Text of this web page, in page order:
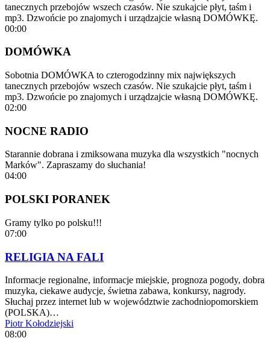
tanecznych przebojów wszech czasów. Nie szukajcie płyt, taśm i
mp3. Dzwońcie po znajomych i urządzajcie własną DOMÓWKĘ.
00:00
DOMÓWKA
Sobotnia DOMÓWKA to czterogodzinny mix największych
tanecznych przebojów wszech czasów. Nie szukajcie płyt, taśm i
mp3. Dzwońcie po znajomych i urządzajcie własną DOMÓWKĘ.
02:00
NOCNE RADIO
Starannie dobrana i zmiksowana muzyka dla wszystkich "nocnych
Marków". Zapraszamy do słuchania!
04:00
POLSKI PORANEK
Gramy tylko po polsku!!!
07:00
RELIGIA NA FALI
Informacje regionalne, informacje miejskie, prognoza pogody, dobra
muzyka, ciekawe audycje, świetna zabawa, konkursy, nagrody.
Słuchaj przez internet lub w województwie zachodniopomorskiem
(POLSKA)…
Piotr Kołodziejski
08:00